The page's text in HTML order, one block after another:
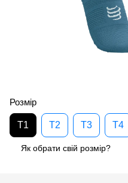
Розмір
T1 T2 T3 T4
Як обрати свій розмір?